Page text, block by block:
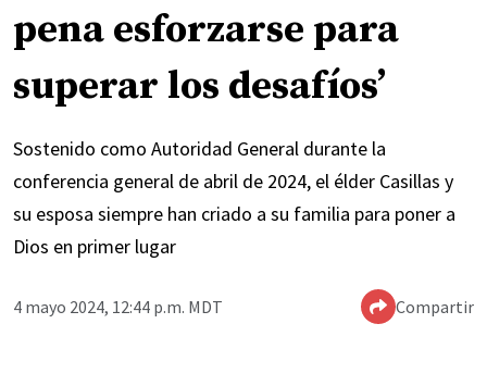
pena esforzarse para
superar los desafíos’
Sostenido como Autoridad General durante la
conferencia general de abril de 2024, el élder Casillas y
su esposa siempre han criado a su familia para poner a
Dios en primer lugar
4 mayo 2024, 12:44 p.m. MDT Compartir